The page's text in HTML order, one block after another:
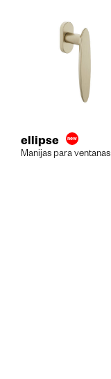
ellipse
Manijas para ventanas